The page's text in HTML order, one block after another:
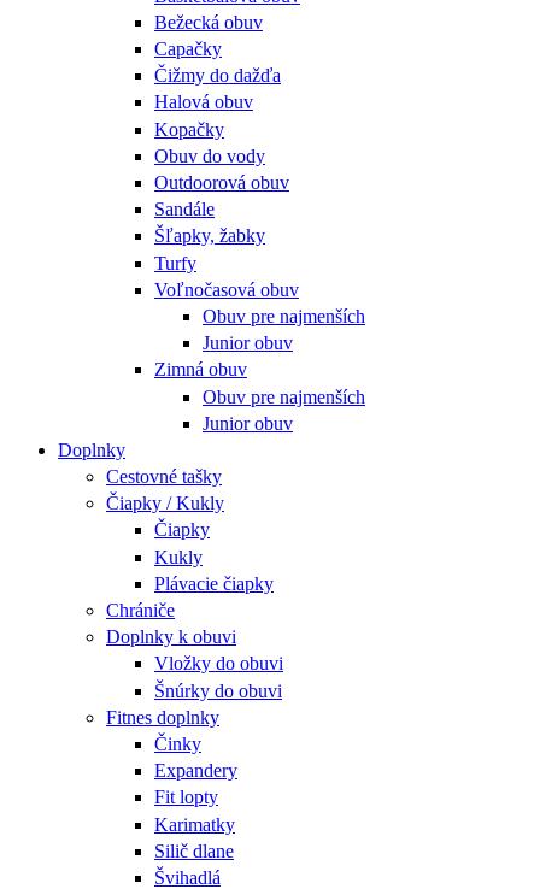
Bežecká obuv
Capačky
Čižmy do dažďa
Halová obuv
Kopačky
Obuv do vody
Outdoorová obuv
Sandále
Šľapky, žabky
Turfy
Voľnočasová obuv
Obuv pre najmenších
Junior obuv
Zimná obuv
Obuv pre najmenších
Junior obuv
Doplnky
Cestovné tašky
Čiapky / Kukly
Čiapky
Kukly
Plávacie čiapky
Chrániče
Doplnky k obuvi
Vložky do obuvi
Šnúrky do obuvi
Fitnes doplnky
Činky
Expandery
Fit lopty
Karimatky
Silič dlane
Švihadlá